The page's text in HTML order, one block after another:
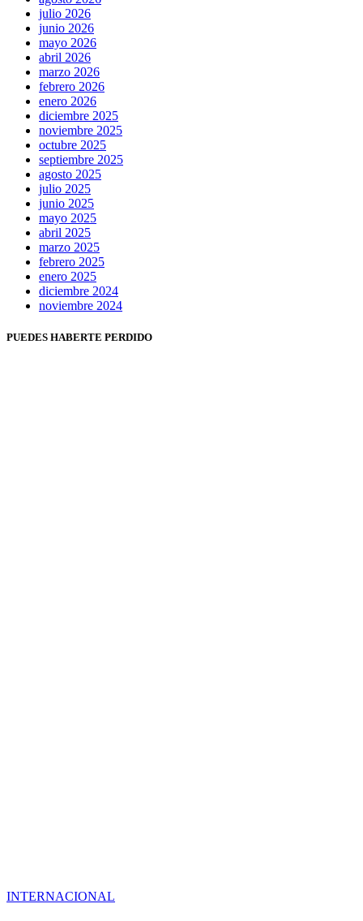
julio 2026
junio 2026
mayo 2026
abril 2026
marzo 2026
febrero 2026
enero 2026
diciembre 2025
noviembre 2025
octubre 2025
septiembre 2025
agosto 2025
julio 2025
junio 2025
mayo 2025
abril 2025
marzo 2025
febrero 2025
enero 2025
diciembre 2024
noviembre 2024
PUEDES HABERTE PERDIDO
INTERNACIONAL